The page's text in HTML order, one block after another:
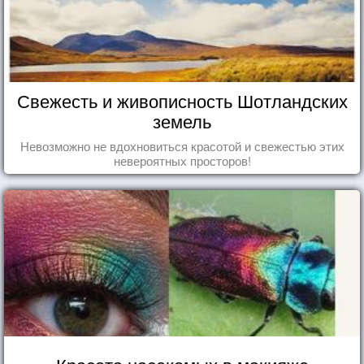
Свежесть и живописность Шотландских
земель
Невозможно не вдохновиться красотой и свежестью этих
невероятных просторов!